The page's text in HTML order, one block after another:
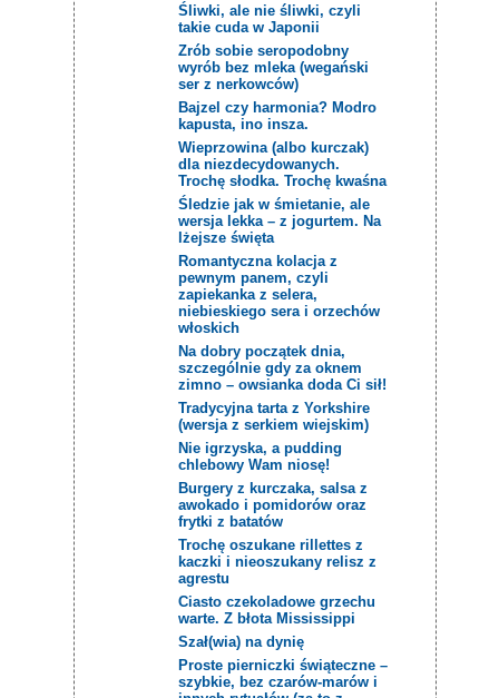
Śliwki, ale nie śliwki, czyli
takie cuda w Japonii
Zrób sobie seropodobny
wyrób bez mleka (wegański
ser z nerkowców)
Bajzel czy harmonia? Modro
kapusta, ino insza.
Wieprzowina (albo kurczak)
dla niezdecydowanych.
Trochę słodka. Trochę kwaśna
Śledzie jak w śmietanie, ale
wersja lekka – z jogurtem. Na
lżejsze święta
Romantyczna kolacja z
pewnym panem, czyli
zapiekanka z selera,
niebieskiego sera i orzechów
włoskich
Na dobry początek dnia,
szczególnie gdy za oknem
zimno – owsianka doda Ci sił!
Tradycyjna tarta z Yorkshire
(wersja z serkiem wiejskim)
Nie igrzyska, a pudding
chlebowy Wam niosę!
Burgery z kurczaka, salsa z
awokado i pomidorów oraz
frytki z batatów
Trochę oszukane rillettes z
kaczki i nieoszukany relisz z
agrestu
Ciasto czekoladowe grzechu
warte. Z błota Mississippi
Szał(wia) na dynię
Proste pierniczki świąteczne –
szybkie, bez czarów-marów i